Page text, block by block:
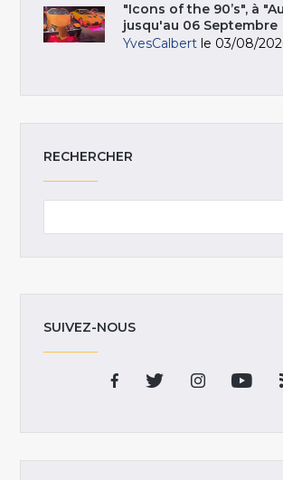
"Icons of the 90’s", à
jusqu'au 06 Septembre
YvesCalbert le 03/08/
RECHERCHER
SUIVEZ-NOUS